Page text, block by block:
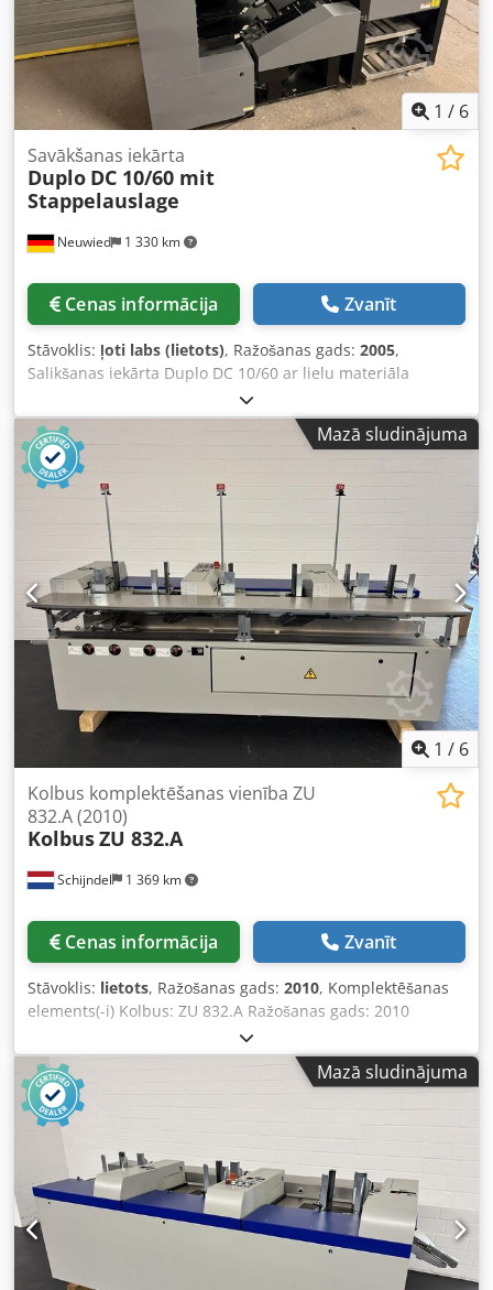
1 / 6
Neuwied 1 330 km
Savākšanas iekārta
Duplo DC 10/60 mit
Stappelauslage
Cenas informācija Zvanīt
Stāvoklis: ļoti labs (lietots), Ražošanas gads: 2005,
Salikšanas iekārta Duplo DC 10/60 ar lielu materiāla
padeves galdu. Dcsdpfsyrh Sksx Aqgok
Mazā sludinājuma
1 / 6
Schijndel 1 369 km
Kolbus komplektēšanas vienība ZU
832.A (2010)
KolbusZU 832.A
Cenas informācija Zvanīt
Stāvoklis: lietots, Ražošanas gads: 2010, Komplektēšanas
elements(-i) Kolbus: ZU 832.A Ražošanas gads: 2010
Dcsdpfjzhvn Rox Aqgsk Apraksts: - Elementu skaits: 1 -
Komplektēšanas staciju skaits: 3 - ATC biezuma kontrole -
Optiskā lapas veida atpazīšana: SignalynxMazā sludinājuma